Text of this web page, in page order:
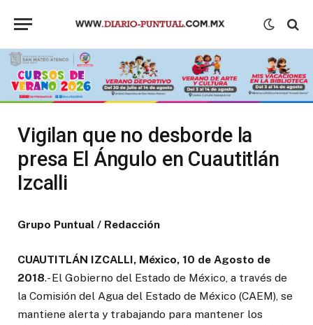
Vigilan que no desborde la
presa El Ángulo en Cuautitlán
Izcalli
Grupo Puntual / Redacción
CUAUTITLÁN IZCALLI, México, 10 de Agosto de
2018.- El Gobierno del Estado de México, a través de
la Comisión del Agua del Estado de México (CAEM), se
mantiene alerta y trabajando para mantener los